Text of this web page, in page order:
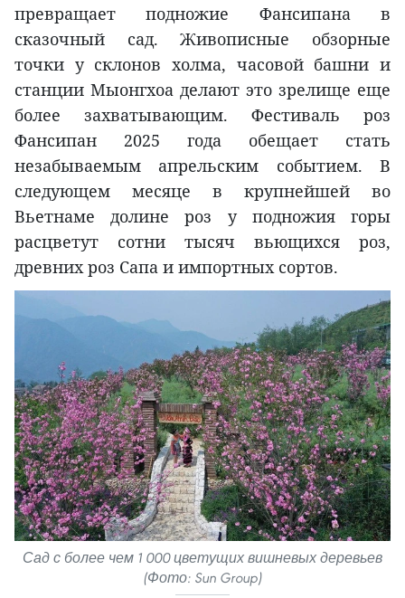
превращает подножие Фансипана в
сказочный сад. Живописные обзорные
точки у склонов холма, часовой башни и
станции Мыонгхоа делают это зрелище еще
более захватывающим. Фестиваль роз
Фансипан 2025 года обещает стать
незабываемым апрельским событием. В
следующем месяце в крупнейшей во
Вьетнаме долине роз у подножия горы
расцветут сотни тысяч вьющихся роз,
древних роз Сапа и импортных сортов.
Сад с более чем 1 000 цветущих вишневых деревьев
(Фото: Sun Group)